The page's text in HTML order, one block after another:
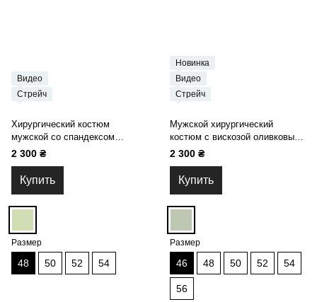
Видео
Стрейч
Хирургический костюм
мужской со спандексом
фисташковый 24-12
2 300 ₴
Купить
Размер
48 50 52 54
Новинка
Видео
Стрейч
Мужской хирургический
костюм с вискозой оливковый
19-06
2 300 ₴
Купить
Размер
46 48 50 52 54
56